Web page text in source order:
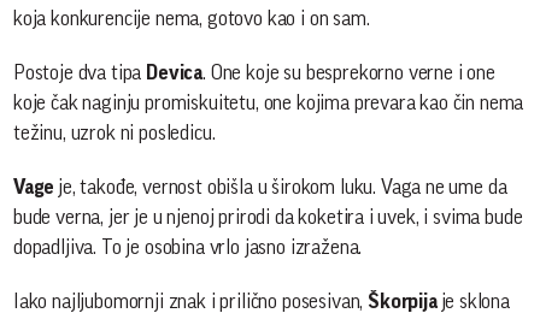
koja konkurencije nema, gotovo kao i on sam.
Postoje dva tipa Devica. One koje su besprekorno verne i one
koje čak naginju promiskuitetu, one kojima prevara kao čin nema
težinu, uzrok ni posledicu.
Vage je, takođe, vernost obišla u širokom luku. Vaga ne ume da
bude verna, jer je u njenoj prirodi da koketira i uvek, i svima bude
dopadljiva. To je osobina vrlo jasno izražena.
Iako najljubomornji znak i prilično posesivan, Škorpija je sklona